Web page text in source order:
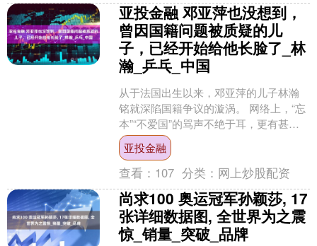
亚投金融 邓亚萍也没想到，
曾因国籍问题被质疑的儿
子，已经开始给他长脸了_林
瀚_乒乓_中国
从于法国出生以来，邓亚萍的儿子林瀚
铭就深陷国籍争议的漩涡。 网络上，“忘
本”“不爱国”的骂声不绝于耳，更有甚者
编造出各种离谱的谣言。 “下跪洋人”“败
光20亿”....
亚投金融
查看： 107 分类： 网上炒股配资
尚求100 奥运冠军孙颖莎, 17
张详细数据图, 全世界为之震
惊_销量_突破_品牌